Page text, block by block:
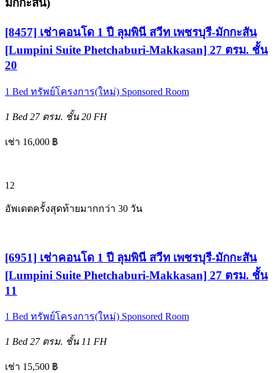
มักกะสัน)
[8457] เช่าคอนโด 1 ปี ลุมพินี สวีท เพชรบุรี-มักกะสัน
[Lumpini Suite Phetchaburi-Makkasan] 27 ตรม. ชั้น
20
1 Bed ทรัพย์โครงการ(ใหม่) Sponsored Room
1 Bed 27 ตรม. ชั้น 20 FH
เช่า 16,000 ฿
12
อัพเดตครั้งสุดท้ายมากกว่า 30 วัน
[6951] เช่าคอนโด 1 ปี ลุมพินี สวีท เพชรบุรี-มักกะสัน
[Lumpini Suite Phetchaburi-Makkasan] 27 ตรม. ชั้น
11
1 Bed ทรัพย์โครงการ(ใหม่) Sponsored Room
1 Bed 27 ตรม. ชั้น 11 FH
เช่า 15,500 ฿